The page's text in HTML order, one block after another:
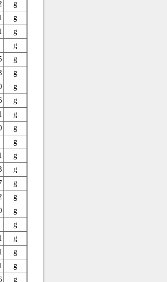
g
g
g
g
g
g
g
g
g
g
g
g
g
g
g
g
g
g
g
g
g